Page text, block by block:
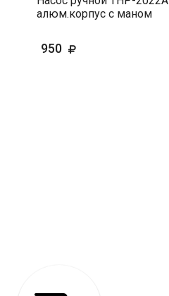
алюм.корпус с маном
950